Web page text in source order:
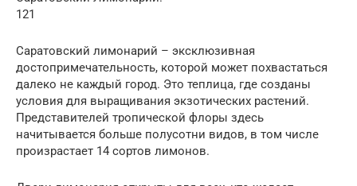
121
Саратовский лимонарий – эксклюзивная
достопримечательность, которой может похвастаться
далеко не каждый город. Это теплица, где созданы
условия для выращивания экзотических растений.
Представителей тропической флоры здесь
начитывается больше полусотни видов, в том числе
произрастает 14 сортов лимонов.